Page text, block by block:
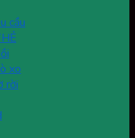
cầu
xo
rời